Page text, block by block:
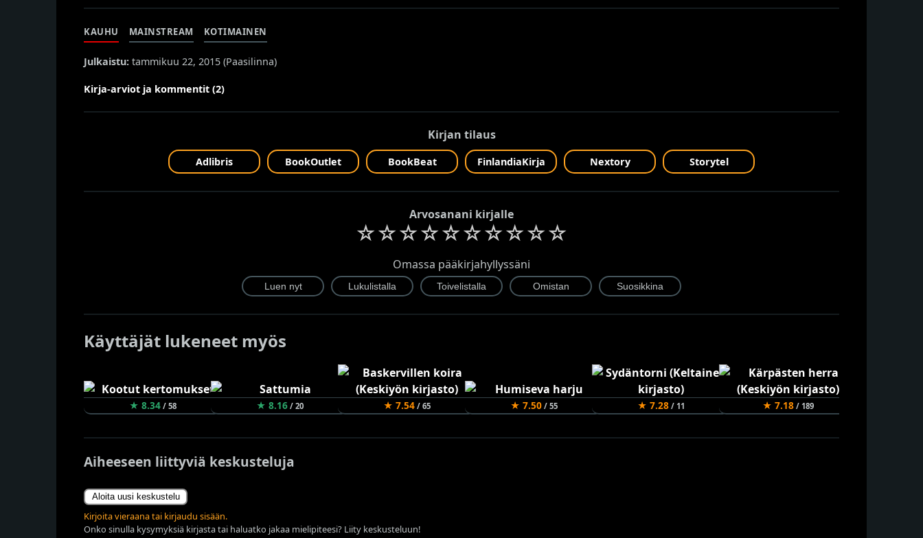
KAUHU MAINSTREAM KOTIMAINEN
Julkaistu: tammikuu 22, 2015 (Paasilinna)
Kirja-arviot ja kommentit (2)
Kirjan tilaus
Adlibris BookOutlet BookBeat FinlandiaKirja Nextory Storytel
Arvosanani kirjalle
☆☆☆☆☆☆☆☆☆☆
Omassa pääkirjahyllyssäni
Käyttäjät lukeneet myös
★ 8.34/ 58 ★ 8.16/ 20 ★ 7.54/ 65 ★ 7.50/ 55 ★ 7.28/ 11 ★ 7.18/ 189
Aiheeseen liittyviä keskusteluja
Aloita uusi keskustelu
Kirjoita vieraana tai kirjaudu sisään.
Onko sinulla kysymyksiä kirjasta tai haluatko jakaa mielipiteesi? Liity keskusteluun!